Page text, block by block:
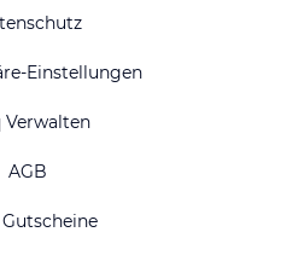
Einstellungen
Verwalten
AGB